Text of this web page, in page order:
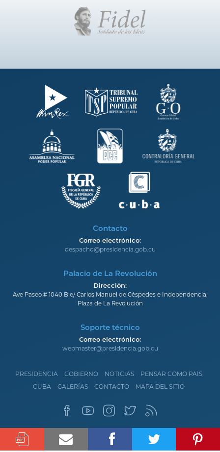
Contacto
Correo electrónico:
despacho@presidencia.gob.cu
Palacio de La Revolución
Dirección:
Ave Paseo # 1040 B e/ Carlos Manuel de Céspedes e Independencia,
Plaza de La Revolución
Soporte técnico
Correo electrónico:
webmaster@presidencia.gob.cu
PRESIDENCIA GOBIERNO NOTICIAS
PENSAR COMO PAÍS
CUBA
GALERÍAS CONTACTO MAPA DEL SITIO
2026 © Palacio de La Revolución.